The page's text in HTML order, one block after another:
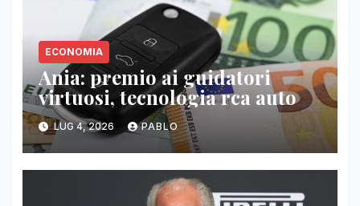
ECONOMIA
Ania: premio ai guidatori
virtuosi, tecnologia rca auto
LUG 4, 2026 PABLO